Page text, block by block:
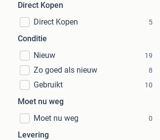
Direct Kopen
Direct Kopen
5
Conditie
Nieuw
19
Zo goed als nieuw 8
Gebruikt 10
Moet nu weg
Moet nu weg
0
Levering